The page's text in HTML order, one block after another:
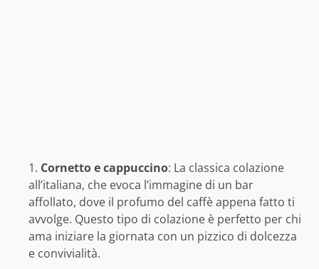
Cornetto e cappuccino: La classica colazione
all’italiana, che evoca l’immagine di un bar
affollato, dove il profumo del caffè appena fatto ti
avvolge. Questo tipo di colazione è perfetto per chi
ama iniziare la giornata con un pizzico di dolcezza
e convivialità.